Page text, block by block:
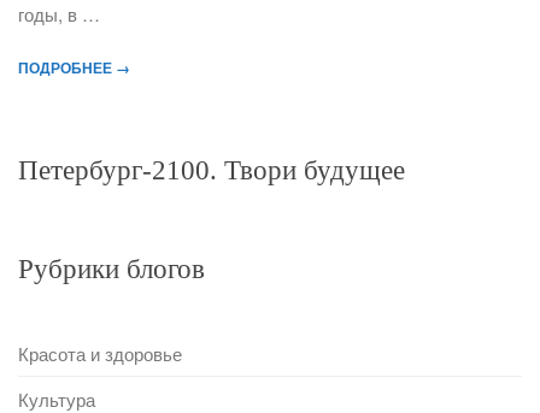
годы, в …
ПОДРОБНЕЕ →
Петербург-2100. Твори будущее
Рубрики блогов
Красота и здоровье
Культура